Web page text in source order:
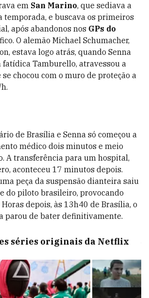
em San Marino, que sediava a
temporada, e buscava os primeiros
após abandonos nos GPs do
O alemão Michael Schumacher,
estava logo atrás, quando Senna
fatídica Tamburello, atravessou a
se chocou com o muro de proteção a
de Brasília e Senna só começou a
médico dois minutos e meio
A transferência para um hospital,
aconteceu 17 minutos depois.
peça da suspensão dianteira saiu
do piloto brasileiro, provocando
depois, às 13h40 de Brasília, o
parou de bater definitivamente.
séries originais da Netflix